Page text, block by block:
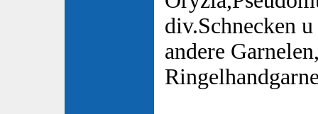
div.Schnecken
andere